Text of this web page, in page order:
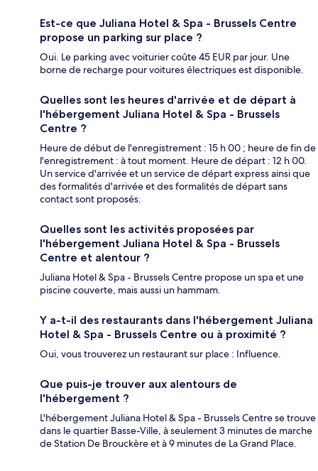
Est-ce que Juliana Hotel & Spa - Brussels Centre
propose un parking sur place ?
Oui. Le parking avec voiturier coûte 45 EUR par jour. Une
borne de recharge pour voitures électriques est disponible.
Quelles sont les heures d'arrivée et de départ à
l'hébergement Juliana Hotel & Spa - Brussels
Centre ?
Heure de début de l'enregistrement : 15 h 00 ; heure de fin de
l'enregistrement : à tout moment. Heure de départ : 12 h 00.
Un service d'arrivée et un service de départ express ainsi que
des formalités d'arrivée et des formalités de départ sans
contact sont proposés.
Quelles sont les activités proposées par
l'hébergement Juliana Hotel & Spa - Brussels
Centre et alentour ?
Juliana Hotel & Spa - Brussels Centre propose un spa et une
piscine couverte, mais aussi un hammam.
Y a-t-il des restaurants dans l'hébergement Juliana
Hotel & Spa - Brussels Centre ou à proximité ?
Oui, vous trouverez un restaurant sur place : Influence.
Que puis-je trouver aux alentours de
l'hébergement ?
L'hébergement Juliana Hotel & Spa - Brussels Centre se trouve
dans le quartier Basse-Ville, à seulement 3 minutes de marche
de Station De Brouckère et à 9 minutes de La Grand Place.